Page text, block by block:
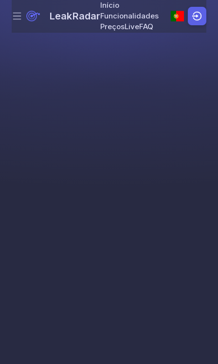
Skip to content
Menu LeakRadar
Início
Funcionalidades
PreçosLiveFAQ